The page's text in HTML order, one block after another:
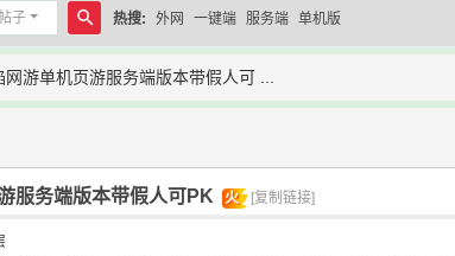
帖子
搜
索
热搜: 外网 一键端 服务端 单机版
游单机页游服务端版本带假人可 ...
服务端版本带假人可PK 火 [复制链接]